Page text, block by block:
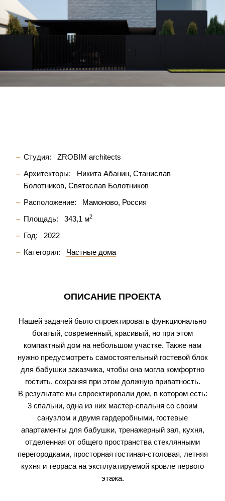
Студия:
ZROBIM architects
Архитекторы:
Никита Абанин Станислав
Болотников Святослав Болотников
Расположение:
Мамоново, Россия
Площадь:
343,1 м2
Год:
2022
Категория:
Частные дома
ОПИСАНИЕ ПРОЕКТА
Нашей задачей было спроектировать функционально
богатый, современный, красивый, но при этом
компактный дом на небольшом участке. Также нам
нужно предусмотреть самостоятельный гостевой блок
для бабушки заказчика, чтобы она могла комфортно
гостить, сохраняя при этом должную приватность.
В результате мы спроектировали дом, в котором есть:
3 спальни, одна из них мастер-спальня со своим
санузлом и двумя гардеробными, гостевые
апартаменты для бабушки, тренажерный зал, кухня,
отделенная от общего пространства стеклянными
перегородками, просторная гостиная-столовая, летняя
кухня и терраса на эксплуатируемой кровле первого
этажа.